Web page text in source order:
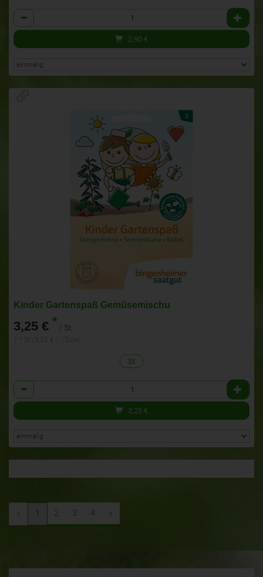
Anzahl
2,90 €
Kinder Gartenspaß Gemüsemischu
3,25 € * / St
St
Anzahl
3,25 €
1 2 3 4 »